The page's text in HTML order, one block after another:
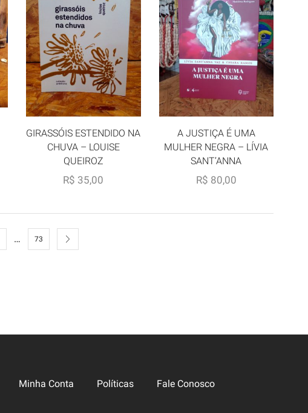
GIRASSÓIS ESTENDIDO NA
CHUVA – LOUISE
QUEIROZ
R$ 35,00
A JUSTIÇA É UMA
MULHER NEGRA – LÍVIA
SANT’ANNA
R$ 80,00
… 73
Minha Conta Políticas Fale Conosco